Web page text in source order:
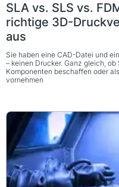
SLA vs. SLS vs.
richtige 3D-
aus
Sie haben eine CAD-Datei und
– keinen Drucker. Ganz gleich,
Komponenten beschaffen oder
vornehmen